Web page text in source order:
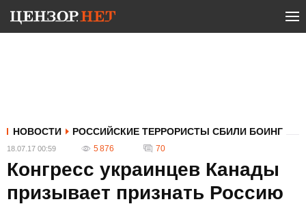
НОВОСТИ РОССИЙСКИЕ ТЕРРОРИСТЫ СБИЛИ БОИНГ
18.07.17 00:59 5 876 70
Конгресс украинцев Канады
призывает признать Россию